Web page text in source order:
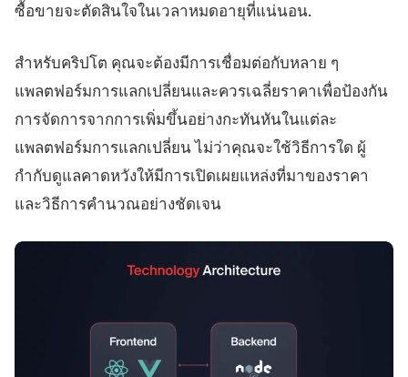
ซื้อขายจะตัดสินใจในเวลาหมดอายุที่แน่นอน.
สำหรับคริปโต คุณจะต้องมีการเชื่อมต่อกับหลาย ๆ
แพลตฟอร์มการแลกเปลี่ยนและควรเฉลี่ยราคาเพื่อป้องกัน
การจัดการจากการเพิ่มขึ้นอย่างกะทันหันในแต่ละ
แพลตฟอร์มการแลกเปลี่ยน ไม่ว่าคุณจะใช้วิธีการใด ผู้
กำกับดูแลคาดหวังให้มีการเปิดเผยแหล่งที่มาของราคา
และวิธีการคำนวณอย่างชัดเจน